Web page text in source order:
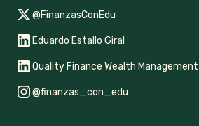
@FinanzasConEdu
Eduardo Estallo Giral
Quality Finance Wealth Management
@finanzas_con_edu